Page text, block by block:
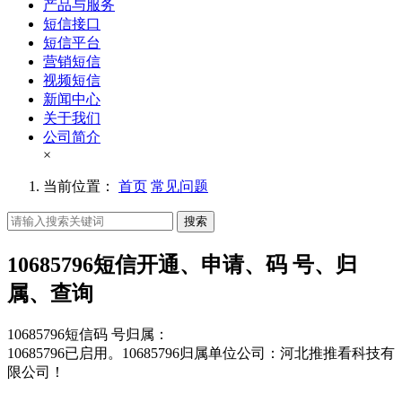
产品与服务
短信接口
短信平台
营销短信
视频短信
新闻中心
关于我们
公司简介
×
当前位置： 首页 常见问题
搜索
10685796短信开通、申请、码 号、归
属、查询
10685796短信码 号归属：
10685796已启用。10685796归属单位公司：河北推推看科技有
限公司！